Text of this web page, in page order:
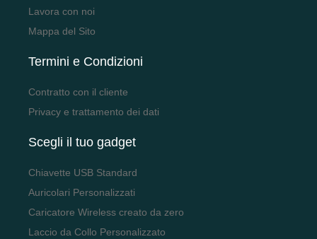
Lavora con noi
Mappa del Sito
Termini e Condizioni
Contratto con il cliente
Privacy e trattamento dei dati
Scegli il tuo gadget
Chiavette USB Standard
Auricolari Personalizzati
Caricatore Wireless creato da zero
Laccio da Collo Personalizzato